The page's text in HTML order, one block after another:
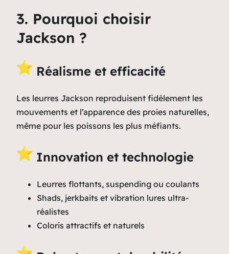
3. Pourquoi choisir
Jackson ?
Réalisme et efficacité
Les leurres Jackson reproduisent fidèlement les
mouvements et l’apparence des proies naturelles,
même pour les poissons les plus méfiants.
Innovation et technologie
Leurres flottants, suspending ou coulants
Shads, jerkbaits et vibration lures ultra-
réalistes
Coloris attractifs et naturels